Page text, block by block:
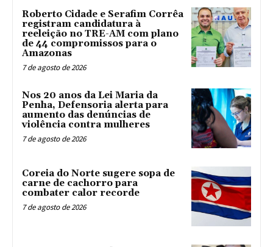
Roberto Cidade e Serafim Corrêa
registram candidatura à
reeleição no TRE-AM com plano
de 44 compromissos para o
Amazonas
7 de agosto de 2026
Nos 20 anos da Lei Maria da
Penha, Defensoria alerta para
aumento das denúncias de
violência contra mulheres
7 de agosto de 2026
Coreia do Norte sugere sopa de
carne de cachorro para
combater calor recorde
7 de agosto de 2026